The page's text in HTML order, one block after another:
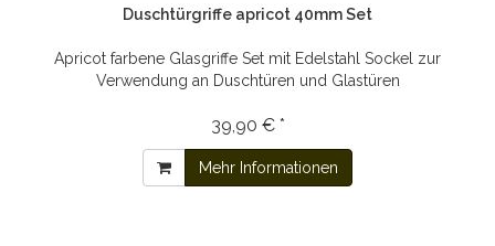
Duschtürgriffe apricot 40mm Set
Apricot farbene Glasgriffe Set mit Edelstahl Sockel zur
Verwendung an Duschtüren und Glastüren
39,90 € *
Mehr Informationen